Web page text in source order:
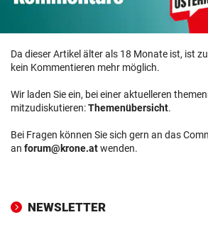
Da dieser Artikel älter als 18 Monate ist, ist
kein Kommentieren mehr möglich.
Wir laden Sie ein, bei einer aktuelleren
mitzudiskutieren:Themenübersicht.
Bei Fragen können Sie sich gern an das
an forum@krone.atwenden.
NEWSLETTER